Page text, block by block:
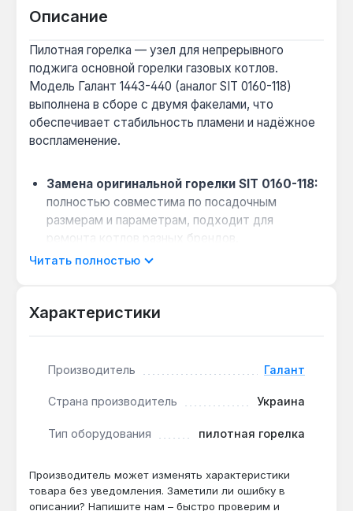
Описание
Пилотная горелка — узел для непрерывного
поджига основной горелки газовых котлов.
Модель Галант 1443-440 (аналог SIT 0160-118)
выполнена в сборе с двумя факелами, что
обеспечивает стабильность пламени и надёжное
воспламенение.
Замена оригинальной горелки SIT 0160-118:
полностью совместима по посадочным
размерам и параметрам, подходит для
ремонта котлов разных брендов.
Точная подача газа:
расходом топлива.
контроля пламени для автоматики
Резьбовой подвод газа 4 мм упрощает монтаж.
— требуется внешнее поджигающее устройство.
Производство — Украина. Гарантия 1 год,
доставка по Украине.
Читать полностью
Характеристики
Производитель Галант
Страна производитель Украина
Тип оборудования пилотная горелка
Производитель может изменять характеристики
товара без уведомления. Заметили ли ошибку в
описании? Напишите нам – быстро проверим и